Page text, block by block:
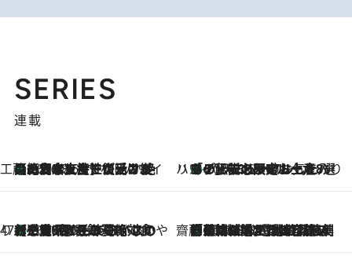
SERIES
連載
工藤まやのおもてなしハワイ
2026.8.6
【ハワイ土産】ローカルの絶大な支持で復活！ 絶品の幻クッキー《元ファンの日本人女性が受け継いだ名店》 ハワイ賢者 リサのお気に入りリスト2026.8.6
あの伝説の限定トートも！ リニューアルした「ディーン＆デルーカ ハワイ」で必須のお土産8選
47都道府県の手みやげ ひんやりスイーツで夏を満喫
2026.8.6
【三重県】この夏絶対食べたい 冷やしておいしいおやつ3選 お餅×アイスの新感覚スイーツ 齋藤 薫 美容脳ルネサンス
2026.8.6
「荷物が増えるほど旅ストレスは増す」美容ジャーナリストがたどり着いた最終結論。“化粧品を劇的に減らす”感動の凝縮美容とは